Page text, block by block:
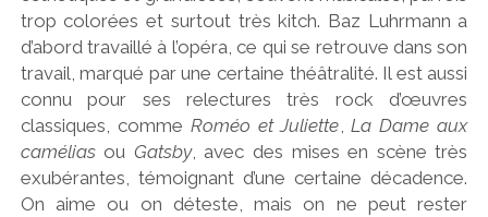
trop colorées et surtout très kitch. Baz Luhrmann a
d’abord travaillé à l’opéra, ce qui se retrouve dans son
travail, marqué par une certaine théâtralité. Il est aussi
connu pour ses relectures très rock d’œuvres
classiques, comme Roméo et Juliette,La Dame aux
caméliasou Gatsby, avec des mises en scène très
exubérantes, témoignant d’une certaine décadence.
On aime ou on déteste, mais on ne peut rester